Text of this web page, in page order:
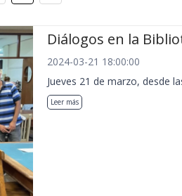
Diálogos en la
2024-03-21 18:00:00
Jueves 21 de marzo, desde
Leer más